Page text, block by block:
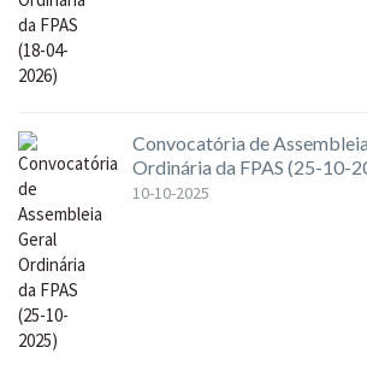
Convocatória de
Ordinária da FPAS (25-10-
10-10-2025